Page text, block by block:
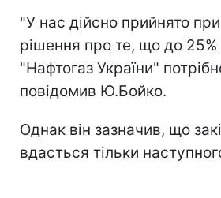
"У нас дійсно прийнято
рішення про те, що до
"Нафтогаз України"
повідомив Ю.Бойко.
Однак він зазначив, що
вдасться тільки